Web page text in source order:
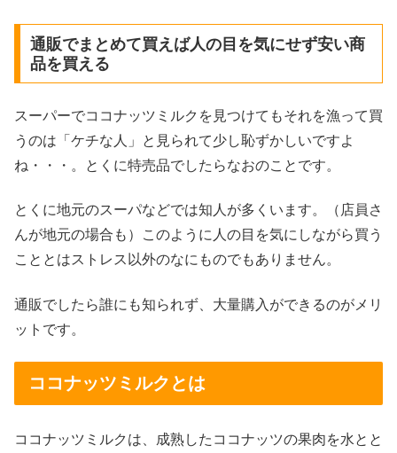
通販でまとめて買えば人の目を気にせず安い商
品を買える
スーパーでココナッツミルクを見つけてもそれを漁って買
うのは「ケチな人」と見られて少し恥ずかしいですよ
ね・・・。とくに特売品でしたらなおのことです。
とくに地元のスーパなどでは知人が多くいます。（店員さ
んが地元の場合も）このように人の目を気にしながら買う
こととはストレス以外のなにものでもありません。
通販でしたら誰にも知られず、大量購入ができるのがメリ
ットです。
ココナッツミルクとは
ココナッツミルクは、成熟したココナッツの果肉を水とと